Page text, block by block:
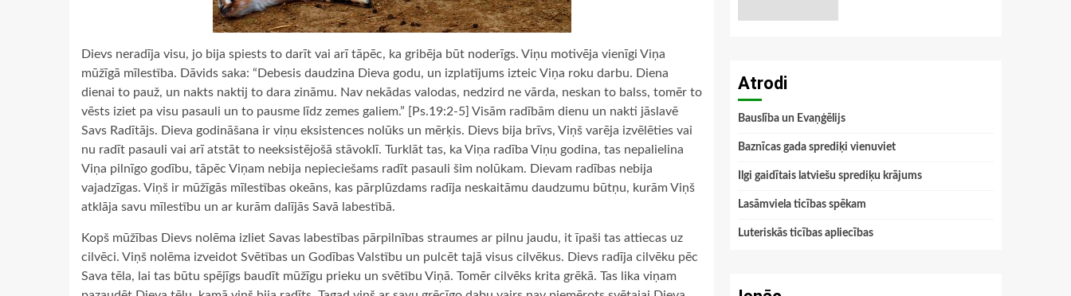
Dievs neradīja visu, jo bija spiests to darīt vai arī tāpēc, ka gribēja būt noderīgs. Viņu motivēja vienīgi Viņa
mūžīgā mīlestība. Dāvids saka: “Debesis daudzina Dieva godu, un izplatījums izteic Viņa roku darbu. Diena
dienai to pauž, un nakts naktij to dara zināmu. Nav nekādas valodas, nedzird ne vārda, neskan to balss, tomēr to
vēsts iziet pa visu pasauli un to pausme līdz zemes galiem.” [Ps.19:2-5] Visām radībām dienu un nakti jāslavē
Savs Radītājs. Dieva godināšana ir viņu eksistences nolūks un mērķis. Dievs bija brīvs, Viņš varēja izvēlēties vai
nu radīt pasauli vai arī atstāt to neeksistējošā stāvoklī. Turklāt tas, ka Viņa radība Viņu godina, tas nepalielina
Viņa pilnīgo godību, tāpēc Viņam nebija nepieciešams radīt pasauli šim nolūkam. Dievam radības nebija
vajadzīgas. Viņš ir mūžīgās mīlestības okeāns, kas pārplūzdams radīja neskaitāmu daudzumu būtņu, kurām Viņš
atklāja savu mīlestību un ar kurām dalījās Savā labestībā.
Kopš mūžības Dievs nolēma izliet Savas labestības pārpilnības straumes ar pilnu jaudu, it īpaši tas attiecas uz
cilvēci. Viņš nolēma izveidot Svētības un Godības Valstību un pulcēt tajā visus cilvēkus. Dievs radīja cilvēku pēc
Sava tēla, lai tas būtu spējīgs baudīt mūžīgu prieku un svētību Viņā. Tomēr cilvēks krita grēkā. Tas lika viņam
Atrodi
Bauslība un Evaņģēlijs
Baznīcas gada sprediķi vienuviet
Ilgi gaidītais latviešu sprediķu krājums
Lasāmviela ticības spēkam
Luteriskās ticības apliecības